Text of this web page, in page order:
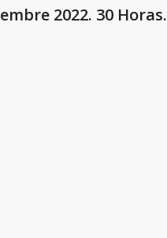
2022. 30 Horas.